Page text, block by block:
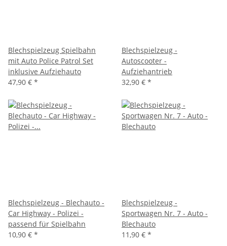
Blechspielzeug Spielbahn
mit Auto Police Patrol Set
inklusive Aufziehauto
47,90 € *
Blechspielzeug -
Autoscooter -
Aufziehantrieb
32,90 € *
Blechspielzeug - Blechauto -
Car Highway - Polizei -
passend für Spielbahn
10,90 € *
Blechspielzeug -
Sportwagen Nr. 7 - Auto -
Blechauto
11,90 € *